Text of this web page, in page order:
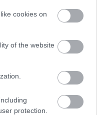
cookies on
of the website
protection.
υπουργείο